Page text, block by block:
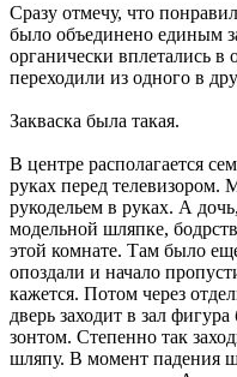
Сразу отмечу, что
было объединено единым
органически вплетались
переходили из одного в
Закваска была такая.
В центре располагается
руках перед телевизором.
рукодельем в руках. А
модельной шляпке,
этой комнате. Там было
опоздали и начало
кажется. Потом через
дверь заходит в зал
зонтом. Степенно так
шляпу. В момент падения